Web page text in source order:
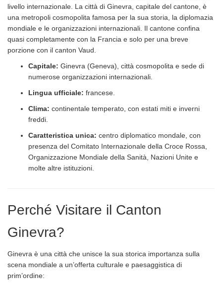
livello internazionale. La città di Ginevra, capitale del cantone, è
una metropoli cosmopolita famosa per la sua storia, la diplomazia
mondiale e le organizzazioni internazionali. Il cantone confina
quasi completamente con la Francia e solo per una breve
porzione con il canton Vaud.
Capitale: Ginevra (Geneva), città cosmopolita e sede di
numerose organizzazioni internazionali.
Lingua ufficiale: francese.
Clima: continentale temperato, con estati miti e inverni
freddi.
Caratteristica unica: centro diplomatico mondale, con
presenza del Comitato Internazionale della Croce Rossa,
Organizzazione Mondiale della Sanità, Nazioni Unite e
molte altre istituzioni.
Perché Visitare il Canton
Ginevra?
Ginevra è una città che unisce la sua storica importanza sulla
scena mondiale a un’offerta culturale e paesaggistica di
prim’ordine: